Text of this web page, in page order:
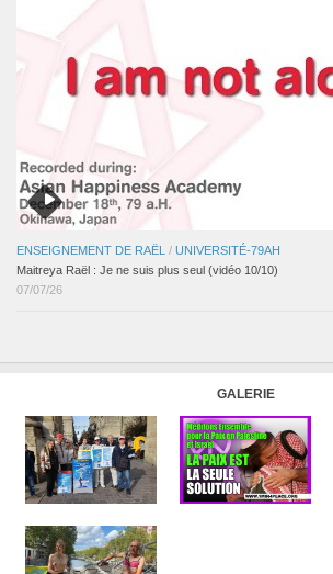
ENSEIGNEMENT DE RAËL / UNIVERSITÉ-79AH
Maitreya Raël : Je ne suis plus seul (vidéo 10/10)
07/07/26
GALERIE